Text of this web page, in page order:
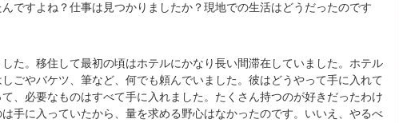
ですよね？仕事は見つかりましたか？現地での生活はどうだったのです
た。移住して最初の頃はホテルにかなり長い間滞在していました。ホテル
ごやバケツ、筆など、何でも頼んでいました。彼はどうやって手に入れて
、必要なものはすべて手に入れました。たくさん持つのが好きだったわけ
手に入っていたから、量を求める野心はなかったのです。いいえ、やるべ